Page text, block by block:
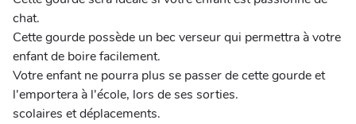
chat.
Cette gourde possède un bec verseur qui permettra à votre
enfant de boire facilement.
Votre enfant ne pourra plus se passer de cette gourde et
l'emportera à l'école, lors de ses sorties.
scolaires et déplacements.